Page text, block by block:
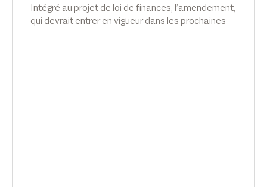
Intégré au projet de loi de finances, l’amendement,
qui devrait entrer en vigueur dans les prochaines